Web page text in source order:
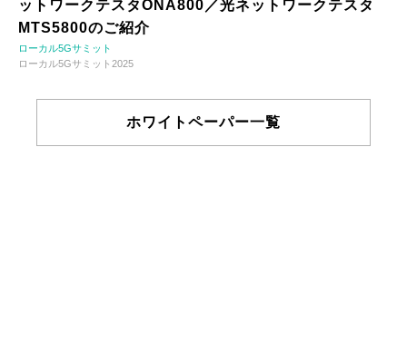
ットワークテスタONA800／光ネットワークテスタ
MTS5800のご紹介
ローカル5Gサミット
ローカル5Gサミット2025
ホワイトペーパー一覧